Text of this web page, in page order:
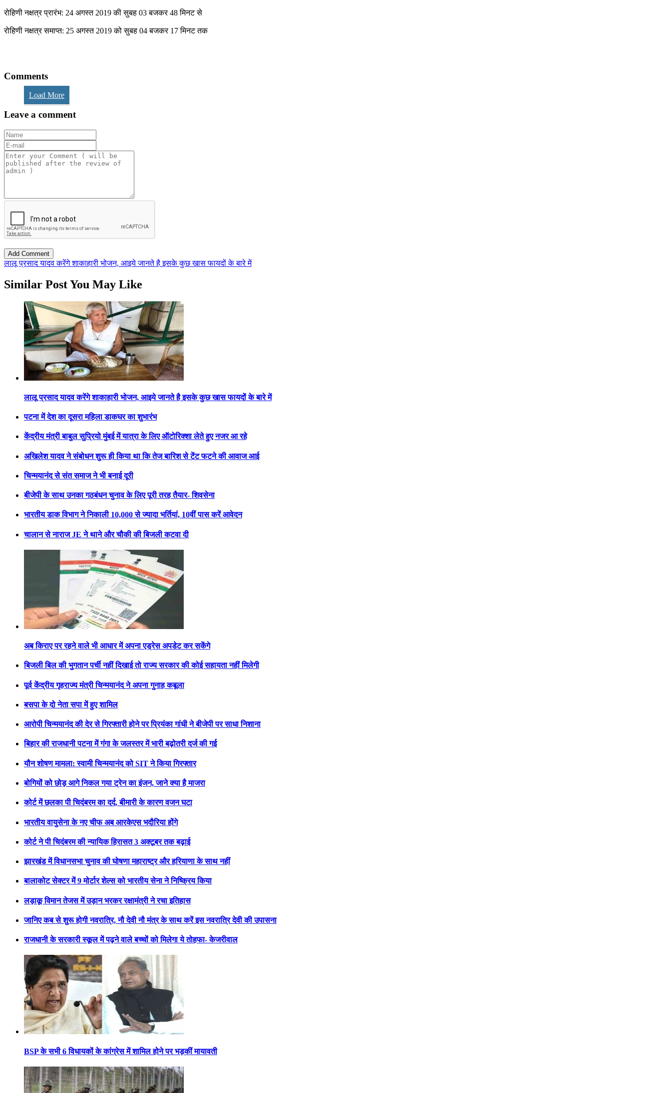
रोहिणी नक्षत्र प्रारंभ: 24 अगस्‍त 2019 की सुबह 03 बजकर 48 मिनट से
रोहिणी नक्षत्र समाप्‍त: 25 अगस्‍त 2019 को सुबह 04 बजकर 17 मिनट तक
Comments
Load More
Leave a comment
लालू प्रसाद यादव करेंगे शाकाहारी भोजन, आइये जानते है इसके कुछ खास फायदों के बारे में
Similar Post You May Like
लालू प्रसाद यादव करेंगे शाकाहारी भोजन, आइये जानते है इसके कुछ खास फायदों के बारे में
पटना में देश का दूसरा महिला डाकघर का शुभारंभ
केंद्रीय मंत्री बाबुल सुप्रियो मुंबई में यात्रा के लिए ऑटोरिक्शा लेते हुए नजर आ रहे
अखिलेश यादव ने संबोधन शुरू ही किया था कि तेज बारिश से टेंट फटने की आवाज आई
चिन्मयानंद से संत समाज ने भी बनाई दूरी
बीजेपी के साथ उनका गठबंधन चुनाव के लिए पूरी तरह तैयार- शिवसेना
भारतीय डाक विभाग ने निकाली 10,000 से ज्यादा भर्तियां, 10वीं पास करें आवेदन
चालान से नाराज JE ने थाने और चौकी की बिजली कटवा दी
अब किराए पर रहने वाले भी आधार में अपना एड्रेस अपडेट कर सकेंगे
बिजली बिल की भुगतान पर्ची नहीं दिखाई तो राज्य सरकार की कोई सहायता नहीं मिलेगी
पूर्व केंद्रीय गृहराज्य मंत्री चिन्मयानंद ने अपना गुनाह कबूला
बसपा के दो नेता सपा में हुए शामिल
आरोपी चिन्मयानंद की देर से गिरफ्तारी होने पर प्रियंका गांधी ने बीजेपी पर साधा निशाना
बिहार की राजधानी पटना में गंगा के जलस्तर में भारी बढ़ोतरी दर्ज की गई
यौन शोषण मामला: स्वामी चिन्मयानंद को SIT ने किया गिरफ्तार
बोगियों को छोड़ आगे निकल गया ट्रेन का इंजन, जाने क्या है माजरा
कोर्ट में छलका पी चिदंबरम का दर्द, बीमारी के कारण वजन घटा
भारतीय वायुसेना के नए चीफ अब आरकेएस भदौरिया होंगे
कोर्ट ने पी चिदंबरम की न्यायिक हिरासत 3 अक्टूबर तक बढ़ाई
झारखंड में विधानसभा चुनाव की घोषणा महाराष्ट्र और हरियाणा के साथ नहीं
बालाकोट सेक्टर में 9 मोर्टार शेल्स को भारतीय सेना ने निष्क्रिय किया
लड़ाकू विमान तेजस में उड़ान भरकर रक्षामंत्री ने रचा इतिहास
जानिए कब से शुरू होगी नवरात्रि, नौ देवी नौ मंत्र के साथ करें इस नवरात्रि देवी की उपासना
राजधानी के सरकारी स्कूल में पढ़ने वाले बच्चों को मिलेगा ये तोहफा- केजरीवाल
BSP के सभी 6 विधायकों के कांग्रेस में शामिल होने पर भड़कीं मायावती